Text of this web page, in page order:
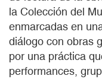
la Colección del
enmarcadas en
diálogo con obras
por una práctica
performances,